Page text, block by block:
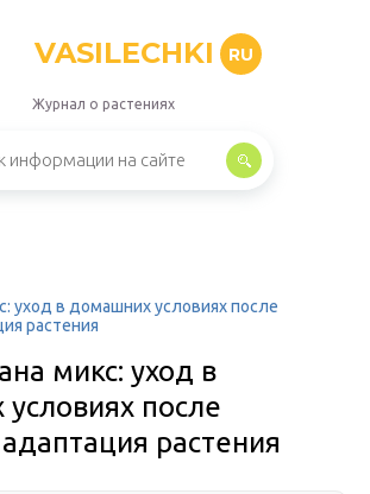
VASILECHKI RU
Журнал о растениях
уход в домашних условиях после
растения
микс: уход в
после
растения